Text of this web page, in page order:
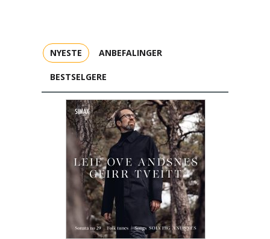
NYESTE ANBEFALINGER
BESTSELGERE